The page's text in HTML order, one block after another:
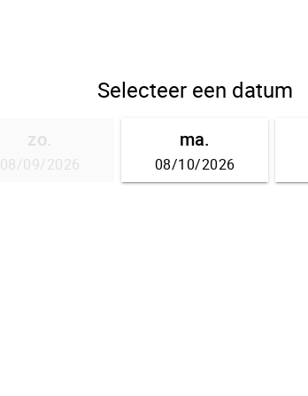
Selecteer een datum
zo.
08/09/2026
ma.
08/10/2026